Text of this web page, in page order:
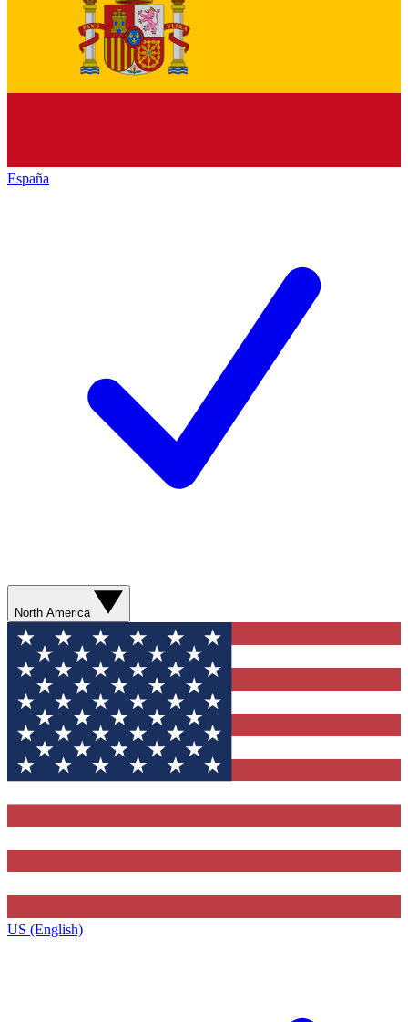
España
North America
US (English)